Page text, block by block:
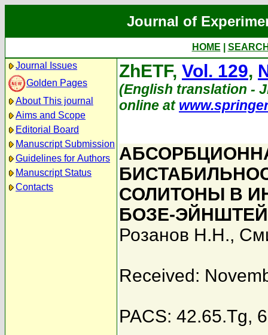
Journal of
HOME
Journal Issues
Golden Pages
About This journal
Aims and Scope
Editorial Board
Manuscript Submission
Guidelines for Authors
Manuscript Status
Contacts
ZhETF, Vol. 129,
(English translation -
online at
СОЛИТОНЫ В
БОЗЕ-
Розанов Н.Н.,
Received:
PACS: 42.65.Tg,